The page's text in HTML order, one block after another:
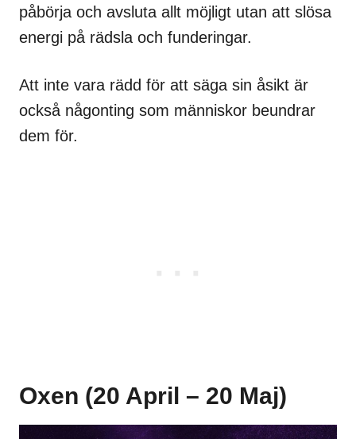
påbörja och avsluta allt möjligt utan att slösa
energi på rädsla och funderingar.
Att inte vara rädd för att säga sin åsikt är
också någonting som människor beundrar
dem för.
Oxen (20 April – 20 Maj)